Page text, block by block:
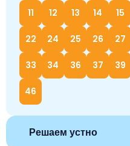
11 12 13 14 15
22 24 25 26 27
33 34 36 37 39
46
Решаем устно